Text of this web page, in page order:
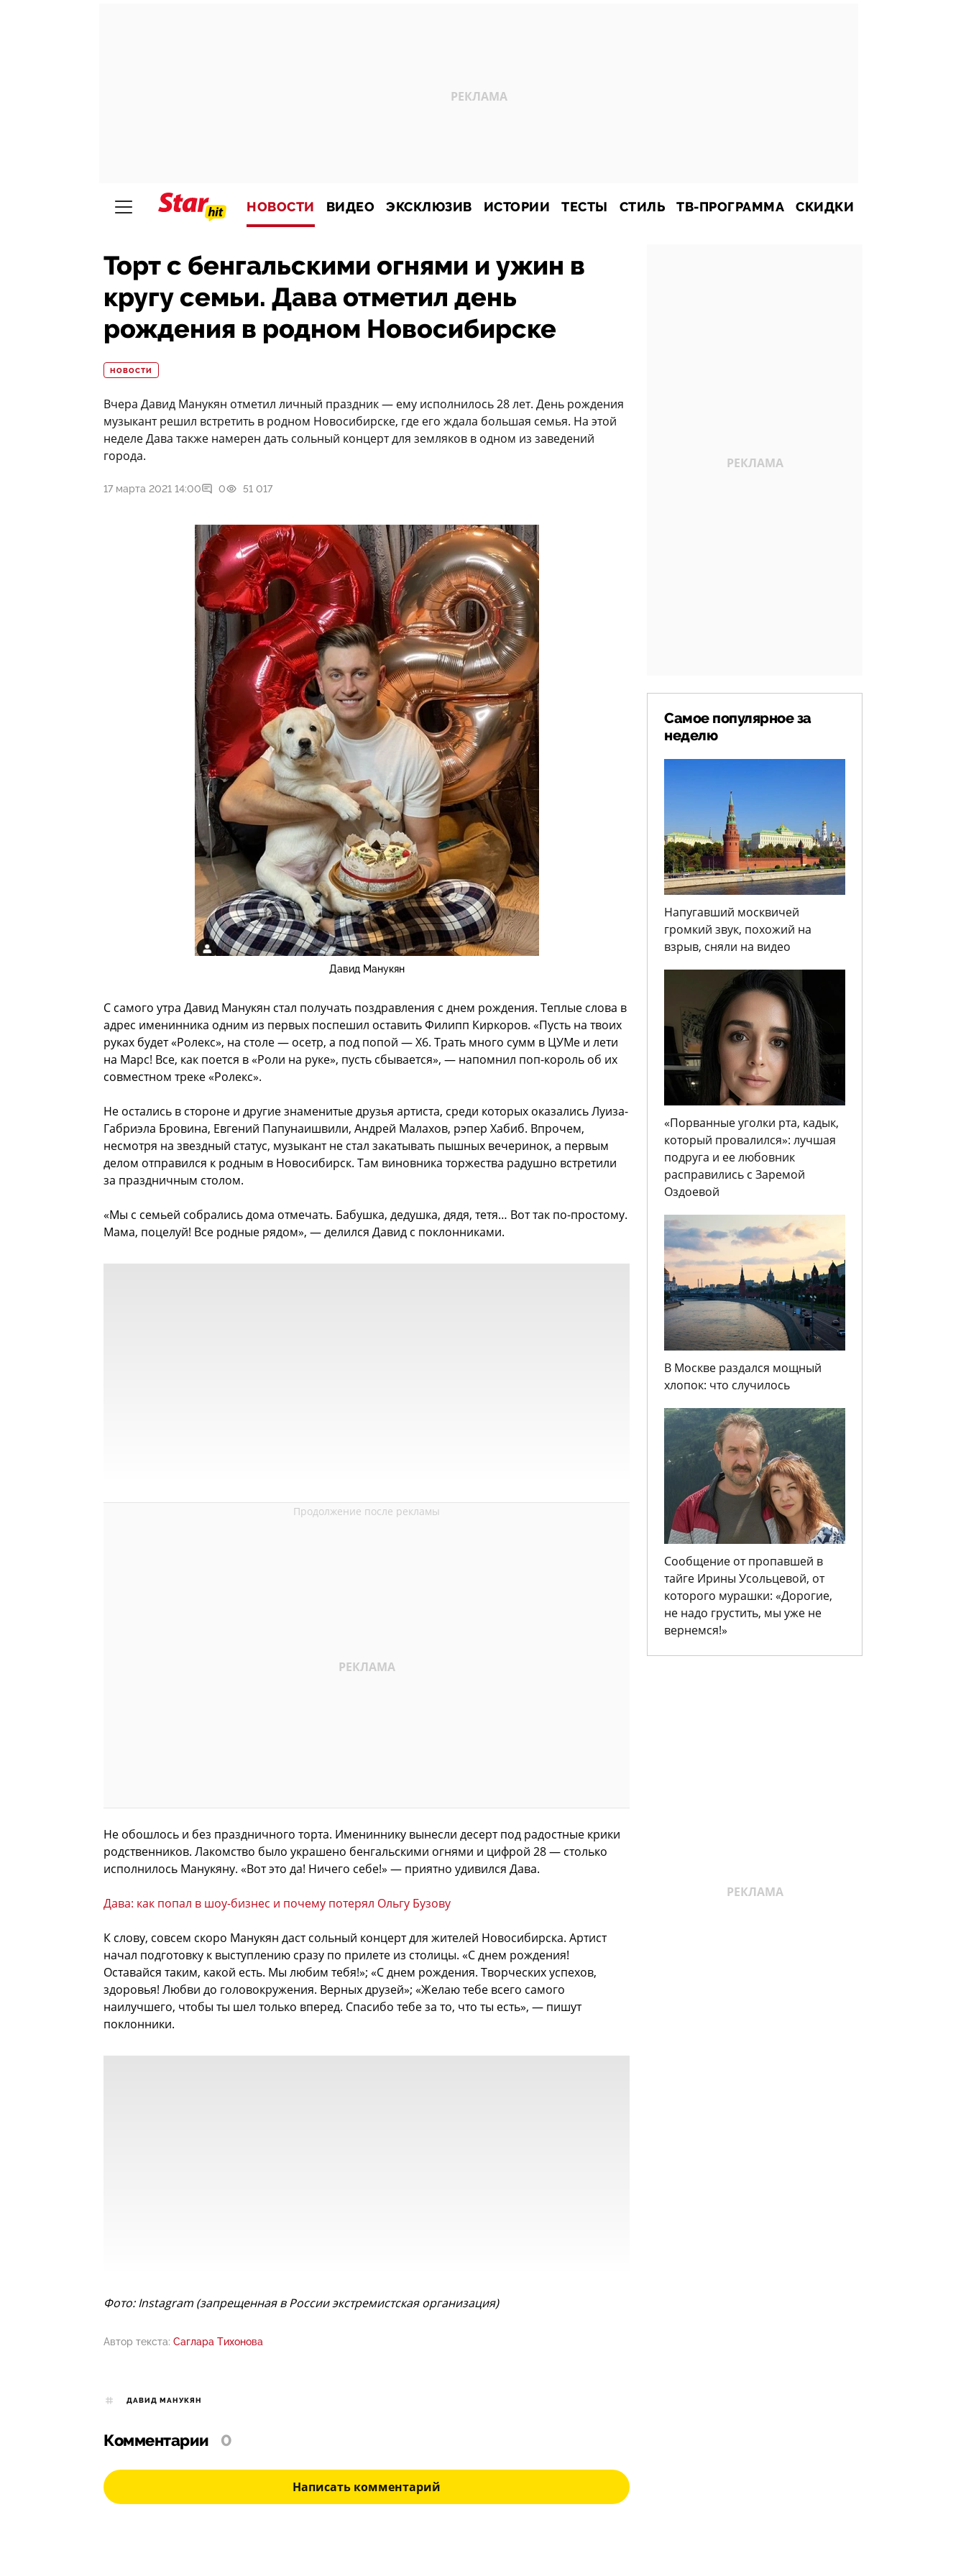
НОВОСТИ ВИДЕО ЭКСКЛЮЗИВ ИСТОРИИ ТЕСТЫ СТИЛЬ ТВ-ПРОГРАММА СКИДКИ
Торт с бенгальскими огнями и ужин в
кругу семьи. Дава отметил день
рождения в родном Новосибирске
НОВОСТИ
Вчера Давид Манукян отметил личный праздник — ему исполнилось 28 лет. День рождения
музыкант решил встретить в родном Новосибирске, где его ждала большая семья. На этой
неделе Дава также намерен дать сольный концерт для земляков в одном из заведений
города.
17 марта 2021 14:00 0 51 017
Давид Манукян
С самого утра Давид Манукян стал получать поздравления с днем рождения. Теплые слова в
адрес именинника одним из первых поспешил оставить Филипп Киркоров. «Пусть на твоих
руках будет «Ролекс», на столе — осетр, а под попой — X6. Трать много сумм в ЦУМе и лети
на Марс! Все, как поется в «Роли на руке», пусть сбывается», — напомнил поп-король об их
совместном треке «Ролекс».
Не остались в стороне и другие знаменитые друзья артиста, среди которых оказались Луиза-
Габриэла Бровина, Евгений Папунаишвили, Андрей Малахов, рэпер Хабиб. Впрочем,
несмотря на звездный статус, музыкант не стал закатывать пышных вечеринок, а первым
делом отправился к родным в Новосибирск. Там виновника торжества радушно встретили
за праздничным столом.
«Мы с семьей собрались дома отмечать. Бабушка, дедушка, дядя, тетя… Вот так по-простому.
Мама, поцелуй! Все родные рядом», — делился Давид с поклонниками.
Не обошлось и без праздничного торта. Имениннику вынесли десерт под радостные крики
родственников. Лакомство было украшено бенгальскими огнями и цифрой 28 — столько
исполнилось Манукяну. «Вот это да! Ничего себе!» — приятно удивился Дава.
Дава: как попал в шоу-бизнес и почему потерял Ольгу Бузову
К слову, совсем скоро Манукян даст сольный концерт для жителей Новосибирска. Артист
начал подготовку к выступлению сразу по прилете из столицы. «С днем рождения!
Оставайся таким, какой есть. Мы любим тебя!»; «С днем рождения. Творческих успехов,
здоровья! Любви до головокружения. Верных друзей»; «Желаю тебе всего самого
наилучшего, чтобы ты шел только вперед. Спасибо тебе за то, что ты есть», — пишут
поклонники.
Фото: Instagram (запрещенная в России экстремистская организация)
Автор текста: Саглара Тихонова
ДАВИД МАНУКЯН
Комментарии 0
Написать комментарий
Самое популярное за
неделю
Напугавший москвичей
громкий звук, похожий на
взрыв, сняли на видео
«Порванные уголки рта, кадык,
который провалился»: лучшая
подруга и ее любовник
расправились с Заремой
Оздоевой
В Москве раздался мощный
хлопок: что случилось
Сообщение от пропавшей в
тайге Ирины Усольцевой, от
которого мурашки: «Дорогие,
не надо грустить, мы уже не
вернемся!»